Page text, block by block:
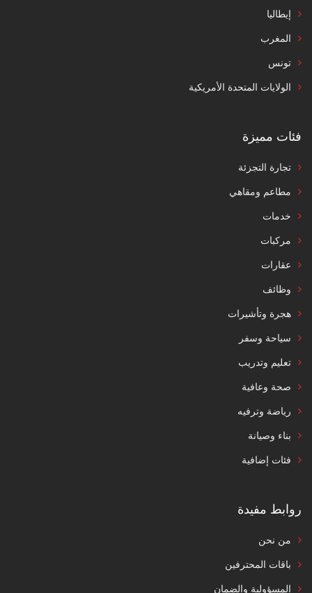
إيطاليا
المغرب
تونس
الولايات المتحدة الأمريكية
فئات مميزة
تجارة التجزئة
مطاعم ومقاهي
خدمات
مركبات
عقارات
وظائف
هجرة وتأشيرات
سياحة وسفر
تعليم وتدريب
صحة وعافية
رياضة وترفيه
بناء وصيانة
فئات إضافية
روابط مفيدة
من نحن
باقات المحترفين
المسؤولية والضمان